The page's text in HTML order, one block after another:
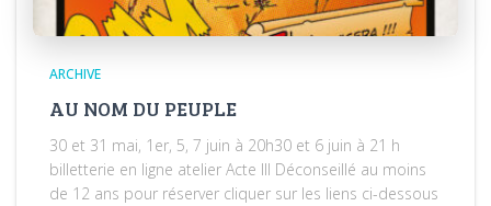
ARCHIVE
AU NOM DU PEUPLE
30 et 31 mai, 1er, 5, 7 juin à 20h30 et 6 juin à 21 h
billetterie en ligne atelier Acte III Déconseillé au moins
de 12 ans pour réserver cliquer sur les liens ci-dessous